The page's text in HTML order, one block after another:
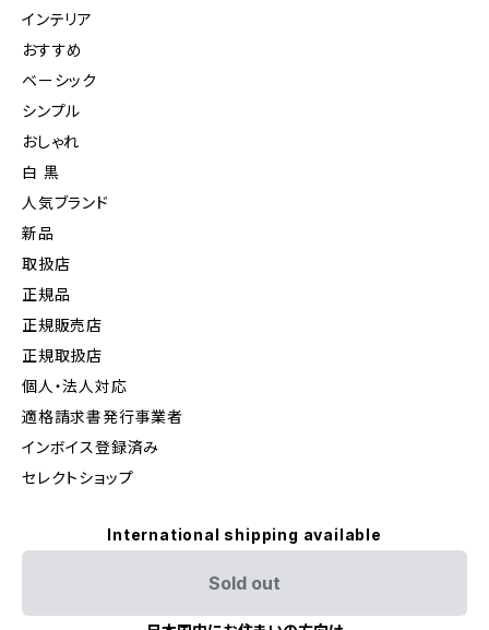
インテリア
おすすめ
ベーシック
シンプル
おしゃれ
白 黒
人気ブランド
新品
取扱店
正規品
正規販売店
正規取扱店
個人・法人対応
適格請求書発行事業者
インボイス登録済み
セレクトショップ
International shipping available
Sold out